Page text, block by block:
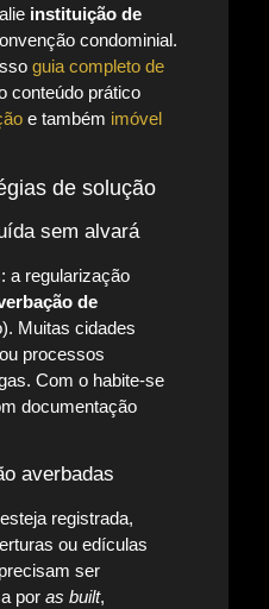
instituição de
condominial.
guia completo de
conteúdo prático
e também imóvel
de solução
sem alvará
a regularização
de
Muitas cidades
processos
Com o habite-se
documentação
averbadas
registrada,
ou edículas
ser
por as built,